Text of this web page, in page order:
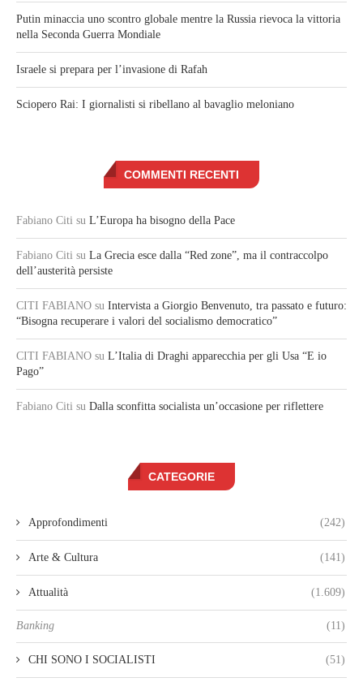
Putin minaccia uno scontro globale mentre la Russia rievoca la vittoria
nella Seconda Guerra Mondiale
Israele si prepara per l’invasione di Rafah
Sciopero Rai: I giornalisti si ribellano al bavaglio meloniano
COMMENTI RECENTI
Fabiano Citi su L’Europa ha bisogno della Pace
Fabiano Citi su La Grecia esce dalla “Red zone”, ma il contraccolpo
dell’austerità persiste
CITI FABIANO su Intervista a Giorgio Benvenuto, tra passato e futuro:
“Bisogna recuperare i valori del socialismo democratico”
CITI FABIANO su L’Italia di Draghi apparecchia per gli Usa “E io
Pago”
Fabiano Citi su Dalla sconfitta socialista un’occasione per riflettere
CATEGORIE
Approfondimenti (242)
Arte & Cultura (141)
Attualità (1.609)
Banking (11)
CHI SONO I SOCIALISTI (51)